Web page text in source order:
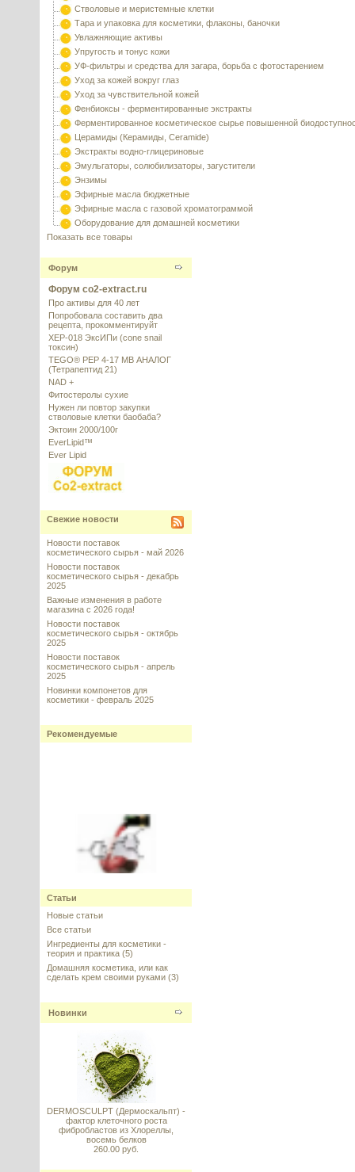
Стволовые и меристемные клетки
Тара и упаковка для косметики, флаконы, баночки
Увлажняющие активы
Упругость и тонус кожи
УФ-фильтры и средства для загара, борьба с фотостарением
Уход за кожей вокруг глаз
Уход за чувствительной кожей
Фенбиоксы - ферментированные экстракты
Ферментированное косметическое сырье повышенной
Церамиды (Керамиды, Ceramide)
Экстракты водно-глицериновые
Эмульгаторы, солюбилизаторы, загустители
Энзимы
Эфирные масла бюджетные
Эфирные масла с газовой хроматограммой
Оборудование для домашней косметики
Показать все товары
Форум
Форум co2-extract.ru
Про активы для 40 лет
Попробовала составить два
рецепта, прокомментируйт
XEP-018 ЭксИПи (cone snail
токсин)
TEGO® PEP 4-17 MB АНАЛОГ
(Тетрапептид 21)
NAD +
Фитостеролы сухие
Нужен ли повтор закупки
стволовые клетки баобаба?
Эктоин 2000/100г
EverLipid™
Ever Lipid
Свежие новости
Новости поставок
косметического сырья - май 2026
Новости поставок
косметического сырья - декабрь
2025
Важные изменения в работе
магазина с 2026 года!
Новости поставок
косметического сырья - октябрь
2025
Новости поставок
косметического сырья - апрель
2025
Новинки компонетов для
косметики - февраль 2025
Рекомендуемые
Ресвератрол в липосомах
(Liposomal Resveratrol)
Repair Complex CLR (Bifida
---------
Баобаба стволовые клетки - для
лифтинга
Статьи
Новые статьи
Все статьи
Ингредиенты для косметики -
теория и практика (5)
Домашняя косметика, или как
сделать крем своими руками (3)
Новинки
DERMOSCULPT (Дермоскальпт) -
фактор клеточного роста
фибробластов из Хлореллы,
восемь белков
260.00 руб.